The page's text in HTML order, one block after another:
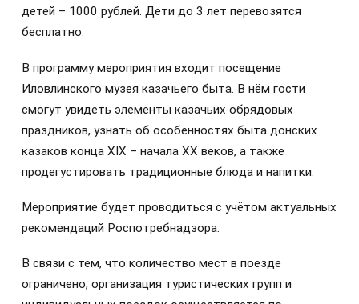
детей – 1000 рублей. Дети до 3 лет перевозятся
бесплатно.
В программу мероприятия входит посещение
Иловлинского музея казачьего быта. В нём гости
смогут увидеть элементы казачьих обрядовых
праздников, узнать об особенностях быта донских
казаков конца XIX – начала XX веков, а также
продегустировать традиционные блюда и напитки.
Мероприятие будет проводиться с учётом актуальных
рекомендаций Роспотребнадзора.
В связи с тем, что количество мест в поезде
ограничено, организация туристических групп и